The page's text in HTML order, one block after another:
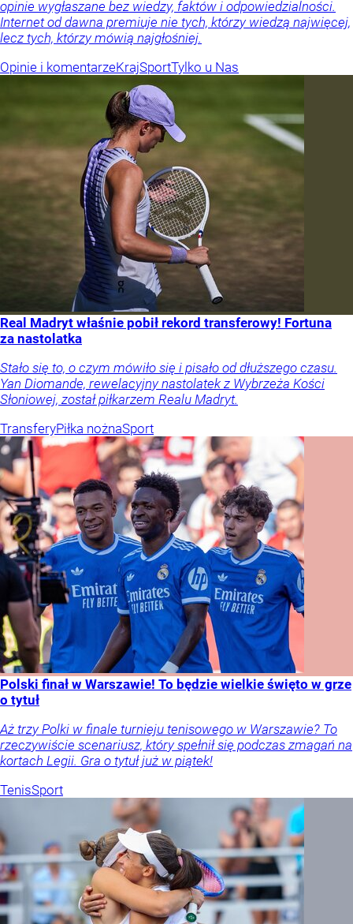
opinie wygłaszane bez wiedzy, faktów i odpowiedzialności.
Internet od dawna premiuje nie tych, którzy wiedzą najwięcej,
lecz tych, którzy mówią najgłośniej.
Opinie i komentarzeKrajSportTylko u Nas
Real Madryt właśnie pobił rekord transferowy! Fortuna
za nastolatka
Stało się to, o czym mówiło się i pisało od dłuższego czasu.
Yan Diomande, rewelacyjny nastolatek z Wybrzeża Kości
Słoniowej, został piłkarzem Realu Madryt.
TransferyPiłka nożnaSport
Polski finał w Warszawie! To będzie wielkie święto w grze
o tytuł
Aż trzy Polki w finale turnieju tenisowego w Warszawie? To
rzeczywiście scenariusz, który spełnił się podczas zmagań na
kortach Legii. Gra o tytuł już w piątek!
TenisSport